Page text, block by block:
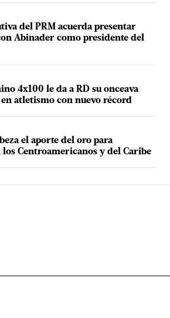
del PRM acuerda presentar
Abinader como presidente del
4x100 le da a RD su onceava
atletismo con nuevo récord
el aporte del oro para
Centroamericanos y del Caribe